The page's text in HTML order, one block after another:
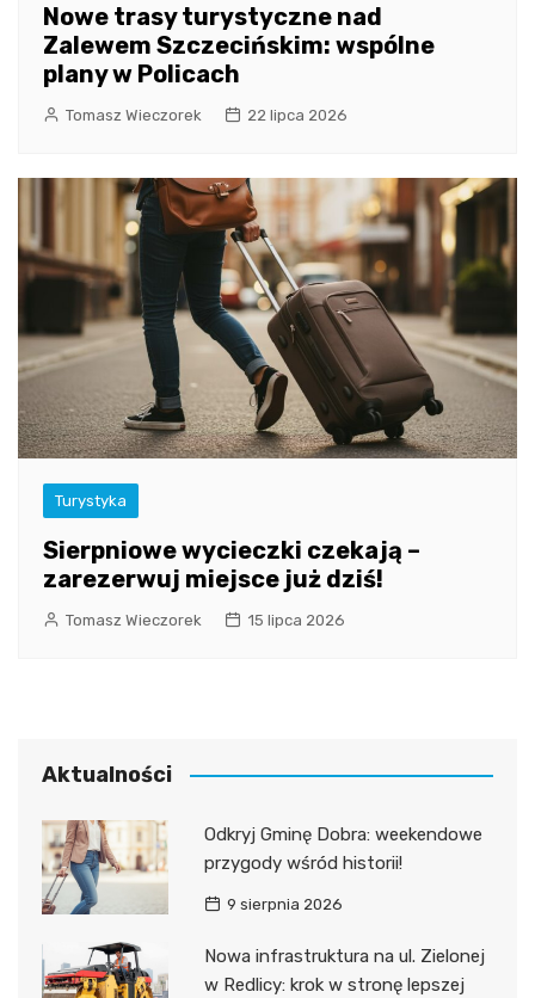
Nowe trasy turystyczne nad
Zalewem Szczecińskim: wspólne
plany w Policach
Tomasz Wieczorek 22 lipca 2026
Turystyka
Sierpniowe wycieczki czekają –
zarezerwuj miejsce już dziś!
Tomasz Wieczorek 15 lipca 2026
Aktualności
Odkryj Gminę Dobra: weekendowe
przygody wśród historii!
9 sierpnia 2026
Nowa infrastruktura na ul. Zielonej
w Redlicy: krok w stronę lepszej